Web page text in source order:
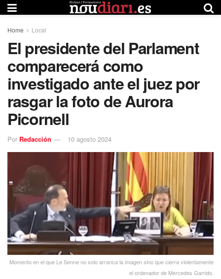
Home Local
El presidente del Parlament
comparecerá como
investigado ante el juez por
rasgar la foto de Aurora
Picornell
Por Redacción 10 agosto 2024
Momento en el que Le Senne no solo arranca la imagen sino que cierra violentamente
el ordenador de Mercedes Garrido.